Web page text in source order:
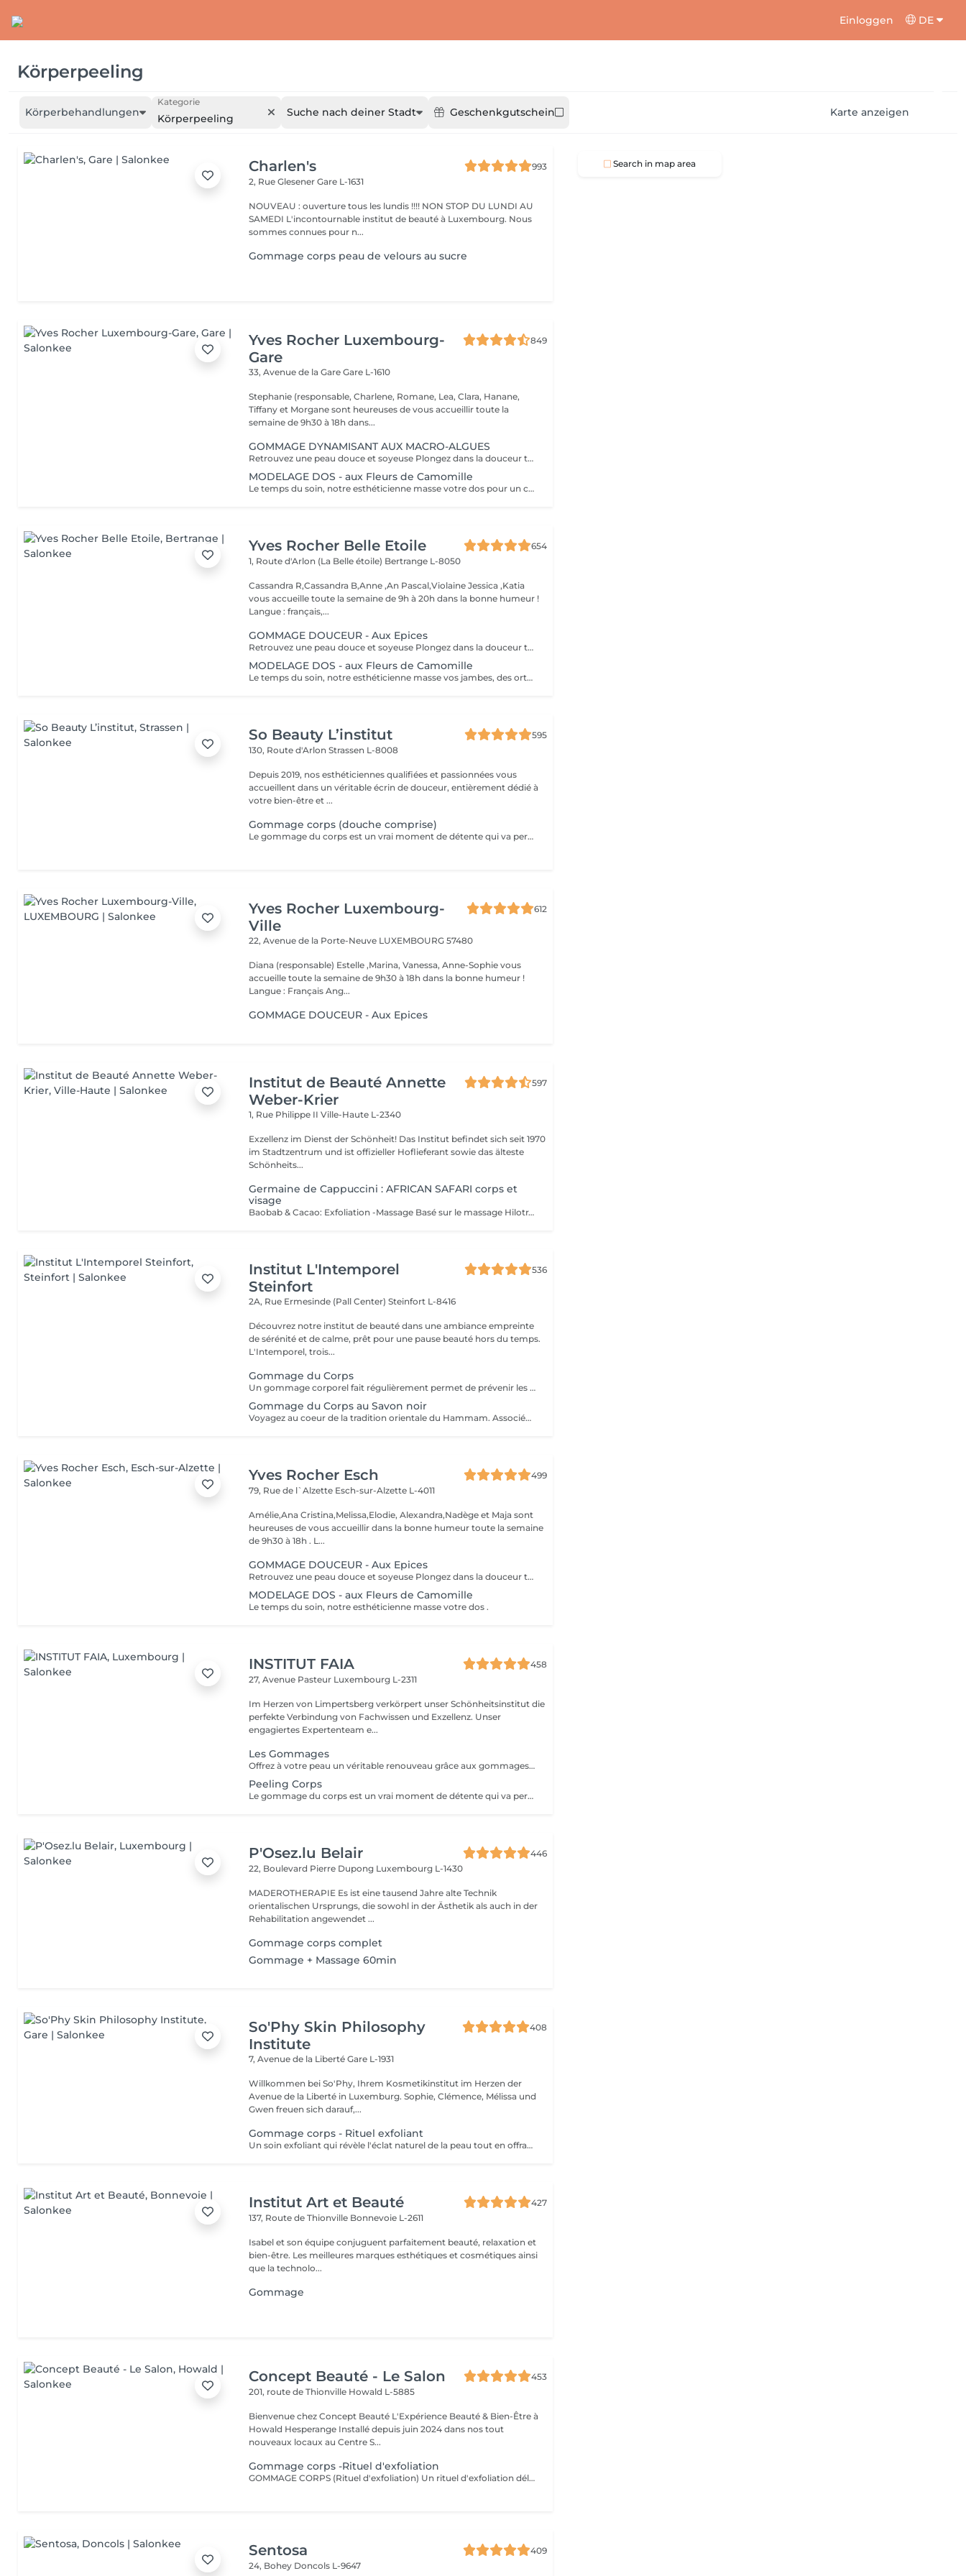
Einloggen DE
Körperpeeling
Körperbehandlungen
Kategorie
Körperpeeling Suche nach deiner Stadt Geschenkgutschein Karte anzeigen
Charlen's
993
2, Rue GlesenerGare L-1631
NOUVEAU : ouverture tous les lundis !!!! NON STOP DU LUNDI AU
SAMEDI L'incontournable institut de beauté à Luxembourg. Nous
sommes connues pour n...
Gommage corps peau de velours au sucre
Yves Rocher Luxembourg-
Gare
849
33, Avenue de la GareGare L-1610
Stephanie (responsable, Charlene, Romane, Lea, Clara, Hanane,
Tiffany et Morgane sont heureuses de vous accueillir toute la
semaine de 9h30 à 18h dans...
GOMMAGE DYNAMISANT AUX MACRO-ALGUES
Retrouvez une peau douce et soyeuse Plongez dans la douceur tropicale dIndonésie à travers les notes épicées des huiles essentielles de Girofle et de Muscade. Ce gommage aux effluves chauds et naturels vous transporte tout en exfoliant délicatement votre peau : elle est douce, lumineuse et satinée.
MODELAGE DOS - aux Fleurs de Camomille
Le temps du soin, notre esthéticienne masse votre dos pour un confort sans précédent.
Yves Rocher Belle Etoile
654
1, Route d'Arlon (La Belle étoile) Bertrange L-8050
Cassandra R,Cassandra B,Anne ,An Pascal,Violaine Jessica ,Katia
vous accueille toute la semaine de 9h à 20h dans la bonne humeur !
Langue : français,...
GOMMAGE DOUCEUR - Aux Epices
Retrouvez une peau douce et soyeuse Plongez dans la douceur tropicale dIndonésie à travers les notes épicées des huiles essentielles de Girofle et de Muscade. Ce gommage aux effluves chauds et naturels vous transporte tout en exfoliant délicatement votre peau : elle est douce, lumineuse et satinée.
MODELAGE DOS - aux Fleurs de Camomille
Le temps du soin, notre esthéticienne masse vos jambes, des orteils à la taille dans un mouvement tonique qui active la microcirculation et leurs procure un confort sans précédent. Bénéfices : Vos jambes retrouvent fraicheur et légèreté.
So Beauty L’institut
595
130, Route d'ArlonStrassen L-8008
Depuis 2019, nos esthéticiennes qualifiées et passionnées vous
accueillent dans un véritable écrin de douceur, entièrement dédié à
votre bien-être et ...
Gommage corps (douche comprise)
Le gommage du corps est un vrai moment de détente qui va permettre à la peau de se débarrasser de ses inégalités et de retrouver une peau toute douce. Ce soin est parfait juste avant d'aller au soleil pour permettre à la peau de mieux bronzer.
Yves Rocher Luxembourg-
Ville
612
22, Avenue de la Porte-Neuve LUXEMBOURG 57480
Diana (responsable) Estelle ,Marina, Vanessa, Anne-Sophie vous
accueille toute la semaine de 9h30 à 18h dans la bonne humeur !
Langue : Français Ang...
GOMMAGE DOUCEUR - Aux Epices
Institut de Beauté Annette
Weber-Krier
597
1, Rue Philippe IIVille-Haute L-2340
Exzellenz im Dienst der Schönheit! Das Institut befindet sich seit 1970
im Stadtzentrum und ist offizieller Hoflieferant sowie das älteste
Schönheits...
Germaine de Cappuccini : AFRICAN SAFARI corps et
visage
Baobab & Cacao: Exfoliation -Massage Basé sur le massage Hilotra de Madagascar, il combine des techniques ancestrales africaines et asiatiques pour générer une sensation de connexion avec la nature et un équilibre corporel. AFRICAN BLISS : Massage SWEET Maternity: Basé sur la technique du drainage lymphatique, ce rituel combine des mouvements ascendants et des mouvements enveloppants qui favorisent une sensation de légèreté et de confort immédiate dans les jambes Light Legs : Basé sur la technique du drainage lymphatique, ce rituel combine des mouvements ascendants et des mouvements enveloppants qui favorisent une sensation de légèreté et de confort immédiate dans les jambes
Institut L'Intemporel
Steinfort
536
2A, Rue Ermesinde (Pall Center)Steinfort L-8416
Découvrez notre institut de beauté dans une ambiance empreinte
de sérénité et de calme, prêt pour une pause beauté hors du temps.
L'Intemporel, trois...
Gommage du Corps
Un gommage corporel fait régulièrement permet de prévenir les désagréments liés à une peau sèche, permet un lissage et une meilleure pénétration de vos soins corps quotidiens. Il élimine les cellules mortes et les impuretés présentes à la surface de la peau et stimule ainsi le renouvellement cellulaire naturel. Mieux oxygéné et résistant, l'épiderme est magnifié et plus lumineux.
Gommage du Corps au Savon noir
Voyagez au coeur de la tradition orientale du Hammam. Associée à l'action exfoliante du gant de Kassa cette recette ancestrale permet de purifier la peau en profondeur pour la laisser douce, satinée et délicatement parfumée. Gant de Kassa offert.
Yves Rocher Esch
499
79, Rue de l`Alzette Esch-sur-Alzette L-4011
Amélie,Ana Cristina,Melissa,Elodie, Alexandra,Nadège et Maja sont
heureuses de vous accueillir dans la bonne humeur toute la semaine
de 9h30 à 18h . L...
GOMMAGE DOUCEUR - Aux Epices
Retrouvez une peau douce et soyeuse Plongez dans la douceur tropicale dIndonésie à travers les notes épicées des huiles essentielles de Girofle et de Muscade. Ce gommage aux effluves chauds et naturels vous transporte tout en exfoliant délicatement votre peau : elle est douce, lumineuse et satinée.
MODELAGE DOS - aux Fleurs de Camomille
Le temps du soin, notre esthéticienne masse votre dos .
INSTITUT FAIA
458
27, Avenue Pasteur Luxembourg L-2311
Im Herzen von Limpertsberg verkörpert unser Schönheitsinstitut die
perfekte Verbindung von Fachwissen und Exzellenz. Unser
engagiertes Expertenteam e...
Les Gommages
Offrez à votre peau un véritable renouveau grâce aux gommages corps Gemology. Enrichis en extraits minéraux précieux et en ingrédients naturels, ils exfolient en douceur, éliminent les cellules mortes et révèlent l'éclat de la peau. Leur texture sensorielle et leurs parfums délicats transforment l'exfoliation en un rituel de bien-être luxueux. Résultat : une peau lisse, douce, parfaitement préparée à recevoir les soins suivants.
Peeling Corps
Le gommage du corps est un vrai moment de détente qui va permettre à la peau de se débarrasser de ses inégalités et de retrouver une peau toute douce. Ce soin est parfait juste avant d'aller au soleil pour permettre à la peau de mieux bronzer.
P'Osez.lu Belair
446
22, Boulevard Pierre Dupong Luxembourg L-1430
MADEROTHERAPIE Es ist eine tausend Jahre alte Technik
orientalischen Ursprungs, die sowohl in der Ästhetik als auch in der
Rehabilitation angewendet ...
Gommage corps complet
Gommage + Massage 60min
So'Phy Skin Philosophy
Institute
408
7, Avenue de la LibertéGare L-1931
Willkommen bei So'Phy, Ihrem Kosmetikinstitut im Herzen der
Avenue de la Liberté in Luxemburg. Sophie, Clémence, Mélissa und
Gwen freuen sich darauf,...
Gommage corps - Rituel exfoliant
Un soin exfoliant qui révèle l'éclat naturel de la peau tout en offrant un véritable moment de détente. Le gommage permet d'éliminer les cellules mortes, d'affiner le grain de peau et de laisser la peau plus douce et lumineuse. Selon vos préférences, vous pouvez choisir entre un gommage au savon noir, pour une exfoliation enveloppante et purifiante, ou un gommage à grains, pour une action plus tonique et efficace. La senteur sélectionnée accompagne l'ensemble du soin et prolonge l'expérience, avec la possibilité d'ajouter une huile de massage pour un moment encore plus enveloppant. La peau est douce, lisse et délicatement parfumée, le corps détendu et l'esprit apaisé. Un soin idéal pour préparer la peau, la sublimer ou simplement s'offrir un moment pour soi.
Institut Art et Beauté
427
137, Route de Thionville Bonnevoie L-2611
Isabel et son équipe conjuguent parfaitement beauté, relaxation et
bien-être. Les meilleures marques esthétiques et cosmétiques ainsi
que la technolo...
Gommage
Concept Beauté - Le Salon
453
201, route de Thionville Howald L-5885
Bienvenue chez Concept Beauté L'Expérience Beauté & Bien-Être à
Howald Hesperange Installé depuis juin 2024 dans nos tout
nouveaux locaux au Centre S...
Gommage corps -Rituel d'exfoliation
GOMMAGE CORPS (Rituel d'exfoliation) Un rituel d'exfoliation délicat qui débarrasse la peau des impuretés et cellules mortes pour la laisser incroyablement douce et lumineuse. Nous utilisons le Body Strategist Scrub de Comfort Zone, un gommage aux particules naturelles qui stimule la microcirculation et révèle l'éclat de votre peau. Idéal avant un massage, un soin hydratant ou pour préparer la peau au bronzage.
Sentosa
409
24, Bohey Doncols L-9647
Search in map area